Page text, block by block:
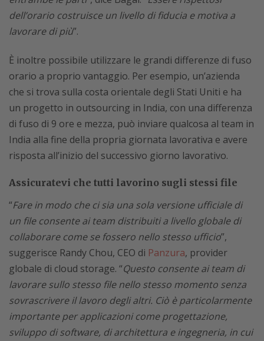
dell’orario costruisce un livello di fiducia e motiva a
lavorare di più”.
È inoltre possibile utilizzare le grandi differenze di fuso
orario a proprio vantaggio. Per esempio, un’azienda
che si trova sulla costa orientale degli Stati Uniti e ha
un progetto in outsourcing in India, con una differenza
di fuso di 9 ore e mezza, può inviare qualcosa al team in
India alla fine della propria giornata lavorativa e avere
risposta all’inizio del successivo giorno lavorativo.
Assicuratevi che tutti lavorino sugli stessi file
“Fare in modo che ci sia una sola versione ufficiale di
un file consente ai team distribuiti a livello globale di
collaborare come se fossero nello stesso ufficio”,
suggerisce Randy Chou, CEO di Panzura, provider
globale di cloud storage. “Questo consente ai team di
lavorare sullo stesso file nello stesso momento senza
sovrascrivere il lavoro degli altri. Ciò è particolarmente
importante per applicazioni come progettazione,
sviluppo di software, di architettura e ingegneria, in cui